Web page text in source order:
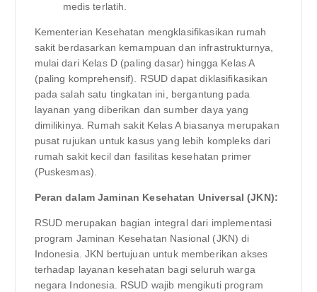
medis terlatih.
Kementerian Kesehatan mengklasifikasikan rumah
sakit berdasarkan kemampuan dan infrastrukturnya,
mulai dari Kelas D (paling dasar) hingga Kelas A
(paling komprehensif). RSUD dapat diklasifikasikan
pada salah satu tingkatan ini, bergantung pada
layanan yang diberikan dan sumber daya yang
dimilikinya. Rumah sakit Kelas A biasanya merupakan
pusat rujukan untuk kasus yang lebih kompleks dari
rumah sakit kecil dan fasilitas kesehatan primer
(Puskesmas).
Peran dalam Jaminan Kesehatan Universal (JKN):
RSUD merupakan bagian integral dari implementasi
program Jaminan Kesehatan Nasional (JKN) di
Indonesia. JKN bertujuan untuk memberikan akses
terhadap layanan kesehatan bagi seluruh warga
negara Indonesia. RSUD wajib mengikuti program